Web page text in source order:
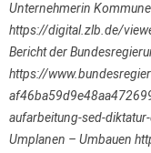
Unternehmerin
https://digital.zlb.de/
Bericht der
https://
aufarbeitung-sed-
Umplanen – Umbauen